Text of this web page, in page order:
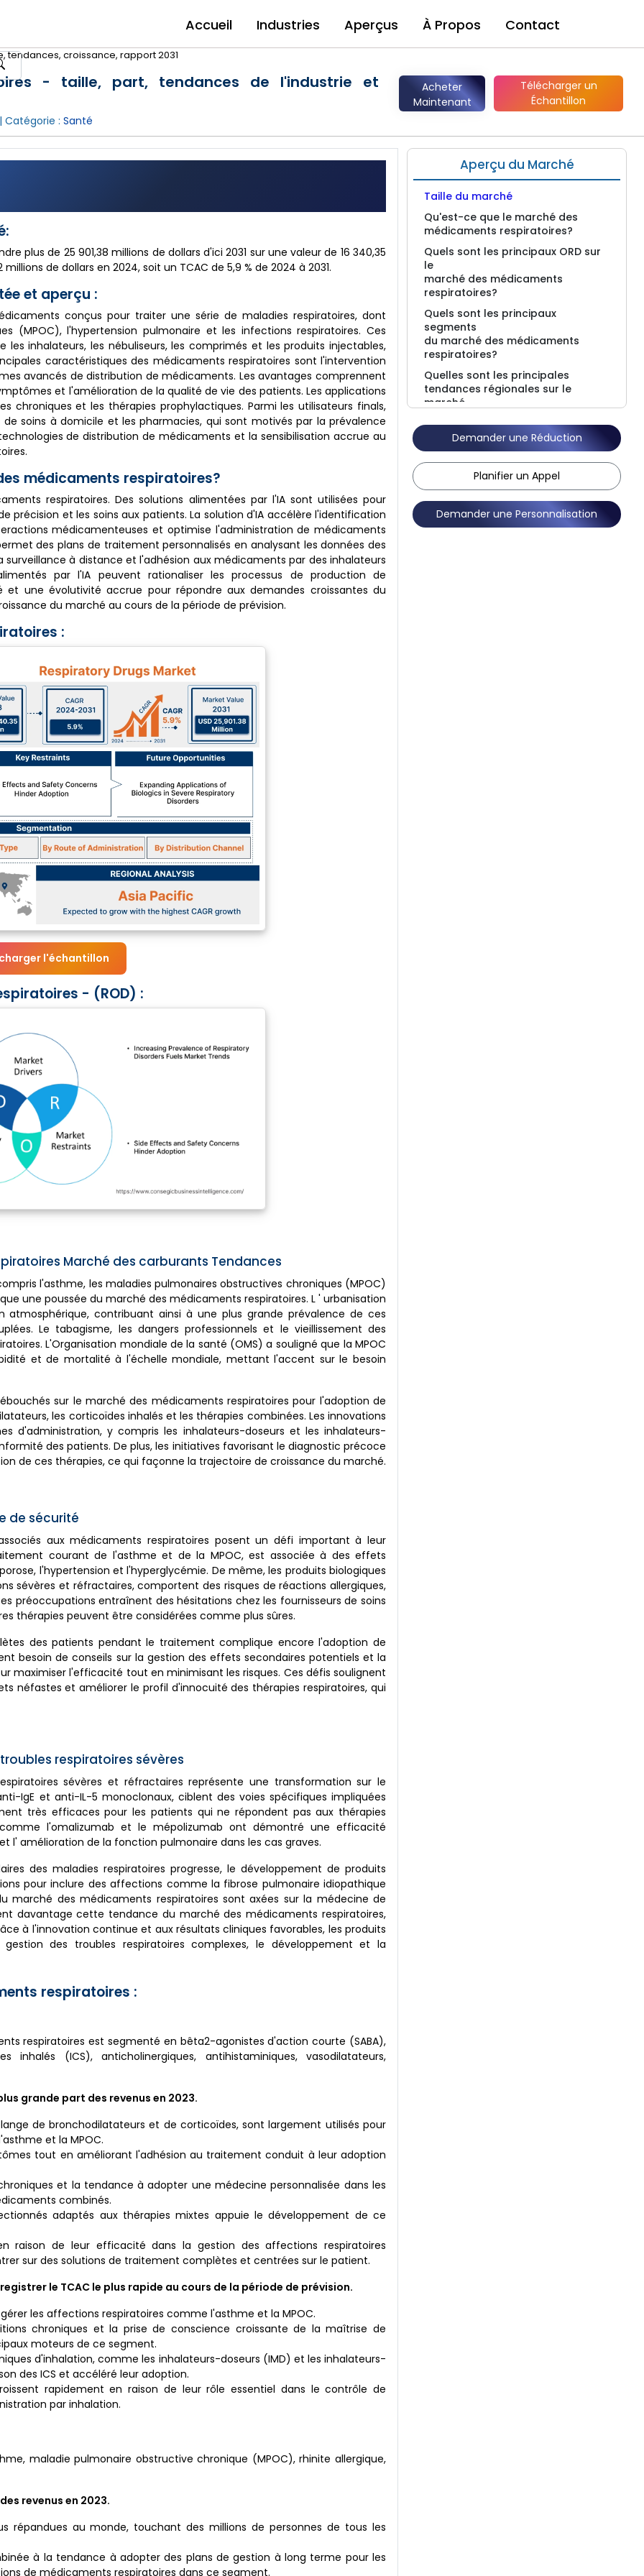
Accueil Industries Aperçus À Propos Contact
tendances, croissance, rapport 2031
- taille, part, tendances de l'industrie et
Catégorie : Santé
Acheter
Maintenant
Télécharger un
Échantillon
plus de 25 901,38 millions de dollars d'ici 2031 sur une valeur de 16 340,35
de dollars en 2024, soit un TCAC de 5,9 % de 2024 à 2031.
et aperçu :
conçus pour traiter une série de maladies respiratoires, dont
(MPOC), l'hypertension pulmonaire et les infections respiratoires. Ces
inhalateurs, les nébuliseurs, les comprimés et les produits injectables,
caractéristiques des médicaments respiratoires sont l'intervention
avancés de distribution de médicaments. Les avantages comprennent
et l'amélioration de la qualité de vie des patients. Les applications
chroniques et les thérapies prophylactiques. Parmi les utilisateurs finals,
soins à domicile et les pharmacies, qui sont motivés par la prévalence
de distribution de médicaments et la sensibilisation accrue au
médicaments respiratoires?
respiratoires. Des solutions alimentées par l'IA sont utilisées pour
et les soins aux patients. La solution d'IA accélère l'identification
médicamenteuses et optimise l'administration de médicaments
des plans de traitement personnalisés en analysant les données des
à distance et l'adhésion aux médicaments par des inhalateurs
par l'IA peuvent rationaliser les processus de production de
une évolutivité accrue pour répondre aux demandes croissantes du
du marché au cours de la période de prévision.
:
l'échantillon
- (ROD) :
Marché des carburants Tendances
l'asthme, les maladies pulmonaires obstructives chroniques (MPOC)
une poussée du marché des médicaments respiratoires. L ' urbanisation
contribuant ainsi à une plus grande prévalence de ces
Le tabagisme, les dangers professionnels et le vieillissement des
L'Organisation mondiale de la santé (OMS) a souligné que la MPOC
et de mortalité à l'échelle mondiale, mettant l'accent sur le besoin
sur le marché des médicaments respiratoires pour l'adoption de
les corticoïdes inhalés et les thérapies combinées. Les innovations
d'administration, y compris les inhalateurs-doseurs et les inhalateurs-
des patients. De plus, les initiatives favorisant le diagnostic précoce
de ces thérapies, ce qui façonne la trajectoire de croissance du marché.
de sécurité
aux médicaments respiratoires posent un défi important à leur
courant de l'asthme et de la MPOC, est associée à des effets
l'hypertension et l'hyperglycémie. De même, les produits biologiques
sévères et réfractaires, comportent des risques de réactions allergiques,
préoccupations entraînent des hésitations chez les fournisseurs de soins
thérapies peuvent être considérées comme plus sûres.
des patients pendant le traitement complique encore l'adoption de
besoin de conseils sur la gestion des effets secondaires potentiels et la
maximiser l'efficacité tout en minimisant les risques. Ces défis soulignent
néfastes et améliorer le profil d'innocuité des thérapies respiratoires, qui
respiratoires sévères
sévères et réfractaires représente une transformation sur le
IgE et anti-IL-5 monoclonaux, ciblent des voies spécifiques impliquées
très efficaces pour les patients qui ne répondent pas aux thérapies
l'omalizumab et le mépolizumab ont démontré une efficacité
l' amélioration de la fonction pulmonaire dans les cas graves.
des maladies respiratoires progresse, le développement de produits
pour inclure des affections comme la fibrose pulmonaire idiopathique
marché des médicaments respiratoires sont axées sur la médecine de
davantage cette tendance du marché des médicaments respiratoires,
à l'innovation continue et aux résultats cliniques favorables, les produits
des troubles respiratoires complexes, le développement et la
respiratoires :
respiratoires est segmenté en bêta2-agonistes d'action courte (SABA),
inhalés (ICS), anticholinergiques, antihistaminiques, vasodilatateurs,
grande part des revenus en 2023.
de bronchodilatateurs et de corticoïdes, sont largement utilisés pour
et la MPOC.
tout en améliorant l'adhésion au traitement conduit à leur adoption
et la tendance à adopter une médecine personnalisée dans les
combinés.
adaptés aux thérapies mixtes appuie le développement de ce
raison de leur efficacité dans la gestion des affections respiratoires
sur des solutions de traitement complètes et centrées sur le patient.
le TCAC le plus rapide au cours de la période de prévision.
les affections respiratoires comme l'asthme et la MPOC.
chroniques et la prise de conscience croissante de la maîtrise de
moteurs de ce segment.
d'inhalation, comme les inhalateurs-doseurs (IMD) et les inhalateurs-
des ICS et accéléré leur adoption.
rapidement en raison de leur rôle essentiel dans le contrôle de
par inhalation.
maladie pulmonaire obstructive chronique (MPOC), rhinite allergique,
revenus en 2023.
répandues au monde, touchant des millions de personnes de tous les
à la tendance à adopter des plans de gestion à long terme pour les
de médicaments respiratoires dans ce segment.
Aperçu du Marché
Taille du marché
Qu'est-ce que le marché des
médicaments respiratoires?
Quels sont les principaux ORD sur
le
marché des médicaments
respiratoires?
Quels sont les principaux
segments
du marché des médicaments
respiratoires?
Quelles sont les principales
tendances régionales sur le
marché
Qui sont les principaux acteurs du
marché des médicaments
respiratoires?
Faits nouveaux
Perspectives du rapport sur les
marchés
Demander une Réduction
Planifier un Appel
Demander une Personnalisation